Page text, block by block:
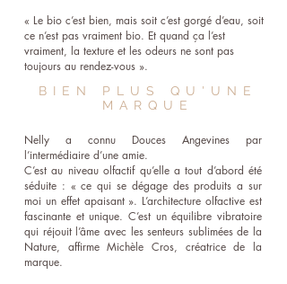
« Le bio c’est bien, mais soit c’est gorgé d’eau, soit
ce n’est pas vraiment bio. Et quand ça l’est
vraiment, la texture et les odeurs ne sont pas
toujours au rendez-vous ».
BIEN PLUS QU'UNE
MARQUE
Nelly a connu Douces Angevines par
l’intermédiaire d’une amie.
C’est au niveau olfactif qu’elle a tout d’abord été
séduite : « ce qui se dégage des produits a sur
moi un effet apaisant ». L’architecture olfactive est
fascinante et unique. C’est un équilibre vibratoire
qui réjouit l’âme avec les senteurs sublimées de la
Nature, affirme Michèle Cros, créatrice de la
marque.